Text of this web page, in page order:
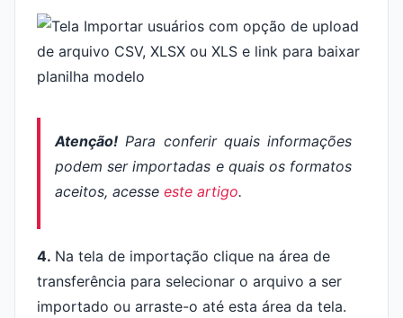
Atenção! Para conferir quais informações
podem ser importadas e quais os formatos
aceitos, acesse este artigo.
4. Na tela de importação clique na área de
transferência para selecionar o arquivo a ser
importado ou arraste-o até esta área da tela.